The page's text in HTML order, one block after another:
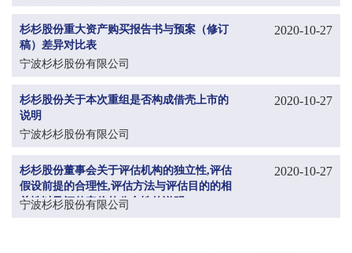
杉杉股份重大资产购买报告书与预案（修订
稿）差异对比表
2020-10-27
宁波杉杉股份有限公司
杉杉股份关于本次重组是否构成借壳上市的
说明
2020-10-27
宁波杉杉股份有限公司
杉杉股份董事会关于评估机构的独立性,评估
假设前提的合理性,评估方法与评估目的的相
关性以及评估定价的公允性的说明
2020-10-27
宁波杉杉股份有限公司